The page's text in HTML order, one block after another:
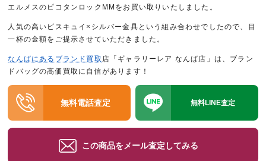
エルメスのピコタンロックMMをお買い取りいたしました。
人気の高いビスキュイ×シルバー金具という組み合わせでしたので、目
一杯の金額をご提示させていただきました。
なんばにあるブランド買取 店「ギャラリーレア なんば店」は、ブラン
ドバッグの高価買取に自信があります！
無料電話査定 無料LINE査定
この商品をメール査定してみる